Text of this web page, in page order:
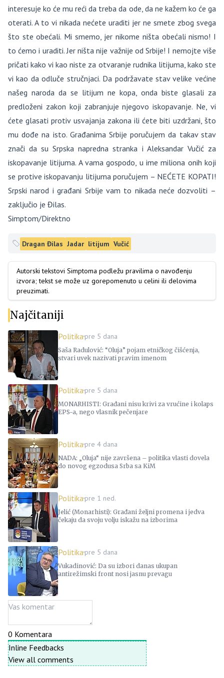
interesuje ko će mu reći da treba da ode, da ne kažem ko će ga
oterati. A to vi nikada nećete uraditi jer ne smete zbog svega
što ste obećali. Mi smemo, jer nikome ništa obećali nismo! I
to ćemo i uraditi. Jer ništa nije važnije od Srbije! I nemojte više
pričati kako vi kao niste za otvaranje rudnika litijuma, kako ste
vi kao da odluče stručnjaci. Da podržavate stav velike većine
našeg naroda da se litijum ne kopa, onda biste glasali za
predloženi zakon koji zabranjuje njegovo iskopavanje. Ne, vi
ćete glasati protiv usvajanja zakona ili ćete biti uzdržani, što
mu dođe na isto. Građanima Srbije poručujem da takav stav
znači da su Srpska napredna stranka i Aleksandar Vučić za
iskopavanje litijuma. A vama gospodo, u ime miliona onih koji
se protive iskopavanju litijuma poručujem – NEĆETE KOPATI!
Srpski narod i građani Srbije vam to nikada neće dozvoliti –
zaključio je Đilas.
Simptom/Direktno
Dragan Đilas Jadar litijum Vučić
Autorski tekstovi Simptoma podležu pravilima o navođenju
izvora; tekst se može uz gorepomenuto u celini ili delovima
preuzimati.
Najčitaniji
Politikapre 5 dana
Saša Radulović: “Oluja” pojam etničkog čišćenja,
stvari uvek nazivati pravim imenom
Politikapre 5 dana
MONARHISTI: Građani nisu krivi za vrućine i kolaps
EPS-a, nego vlasnik pečenjare
Politikapre 4 dana
NADA: „Oluja“ nije završena – politika vlasti dovela
do novog egzodusa Srba sa KiM
Politikapre 1 ned.
Jelić (Monarhisti): Građani željni promena i jedva
čekaju da svoju volju iskažu na izborima
Politikapre 5 dana
Vukadinović: Da su izbori danas ukupan
antirežimski front nosi jasnu prevagu
0 Komentara
Inline Feedbacks
View all comments